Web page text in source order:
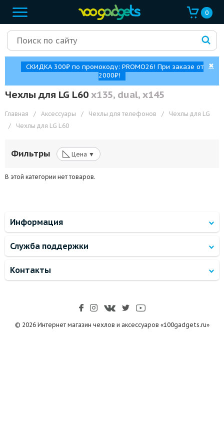
0
СКИДКА 300₽ по промокоду: PROMO26! При заказе от
2000₽!
✖
Чехлы для LG L60 x135, dual, x145
Главная / Аксессуары / Чехлы для телефонов /
Чехлы для LG
/
Чехлы для LG L60
Фильтры ◺ Цена ▼
В этой категории нет товаров.
Информация
Служба поддержки
Контакты
© 2026 Интернет магазин чехлов и аксессуаров «100gadgets.ru»